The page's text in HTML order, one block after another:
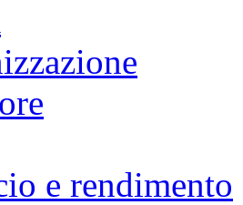
e rendimento